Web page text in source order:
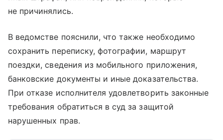
не причинялись.
В ведомстве пояснили, что также необходимо
сохранить переписку, фотографии, маршрут
поездки, сведения из мобильного приложения,
банковские документы и иные доказательства.
При отказе исполнителя удовлетворить законные
требования обратиться в суд за защитой
нарушенных прав.